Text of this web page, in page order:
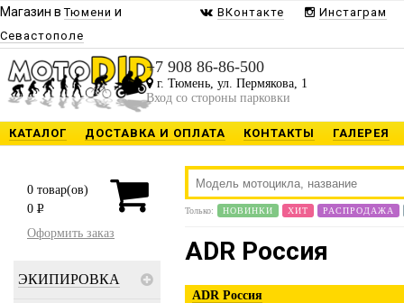
Магазин вТюмени и
Севастополе
ВКонтакте Инстаграм
+7 908 86-86-500
г. Тюмень, ул. Пермякова, 1
Вход со стороны парковки
КАТАЛОГ ДОСТАВКА И ОПЛАТА КОНТАКТЫ ГАЛЕРЕЯ
0 товар(ов)
0 P
Оформить заказ
ЭКИПИРОВКА
Только: НОВИНКИ ХИТ РАСПРОДАЖА
ADR Россия
ADR Россия